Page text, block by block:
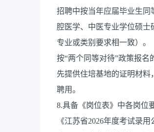
招聘中按当年应届毕业生同
腔医学、中医专业学位硕士
专业或类别要求相一致）。
按“两个同等对待”政策报名
先提供住培基地的证明材料
聘用。
8.具备《岗位表》中各岗位
《江苏省2026年度考试录